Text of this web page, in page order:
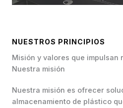
NUESTROS PRINCIPIOS
Misión y valores que impulsan
Nuestra misión
Nuestra misión es ofrecer
almacenamiento de plástico